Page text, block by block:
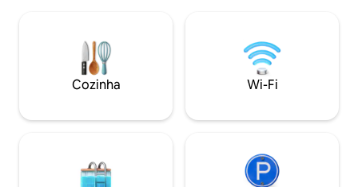
controle sobre exatamente quando elas
abrem (geralmente 1º de abril) ou se
alguma delas fechar por qualquer
motivo. Não serão concedidos
estiver temporariamente fechada.
na temporada.
carrinhos de
permitidos
Cozinha Wi-Fi